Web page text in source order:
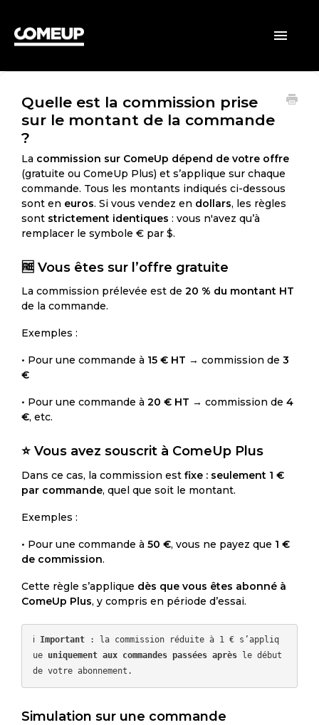
Toggle
VENDEURS
Quelle est la commission prise
sur le montant de la commande
?
La commission sur ComeUp dépend de votre offre
(gratuite ou ComeUp Plus) et s’applique sur chaque
commande. Tous les montants indiqués ci-dessous
sont en euros. Si vous vendez en dollars, les règles
sont strictement identiques : vous n'avez qu’à
remplacer le symbole € par $.
🆓 Vous êtes sur l’offre gratuite
La commission prélevée est de 20 % du montant HT
de la commande.
Exemples :
• Pour une commande à 15 € HT → commission de 3
€
• Pour une commande à 20 € HT → commission de 4
€, etc.
⭐ Vous avez souscrit à ComeUp Plus
Dans ce cas, la commission est fixe : seulement 1 €
par commande, quel que soit le montant.
Exemples :
• Pour une commande à 50 €, vous ne payez que 1 €
de commission.
Cette règle s’applique dès que vous êtes abonné à
ComeUp Plus, y compris en période d’essai.
ℹ️ Important : la commission réduite à 1 € s’appliq
ue uniquement aux commandes passées après le début
Simulation sur une commande